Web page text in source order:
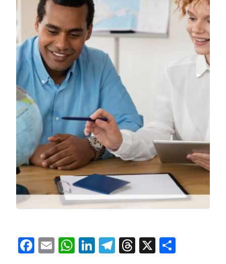
Facebook
EmailWhatsApp
LinkedIn
Telegram
Threads
X